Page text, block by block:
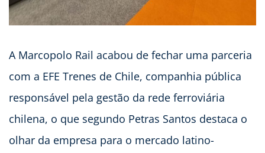
A Marcopolo Rail acabou de fechar uma parceria
com a EFE Trenes de Chile, companhia pública
responsável pela gestão da rede ferroviária
chilena, o que segundo Petras Santos destaca o
olhar da empresa para o mercado latino-